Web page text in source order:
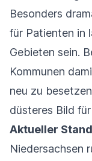
Besonders
für Patienten in
Gebieten sein.
Kommunen
neu zu
düsteres Bild
Aktueller
Niedersachsen